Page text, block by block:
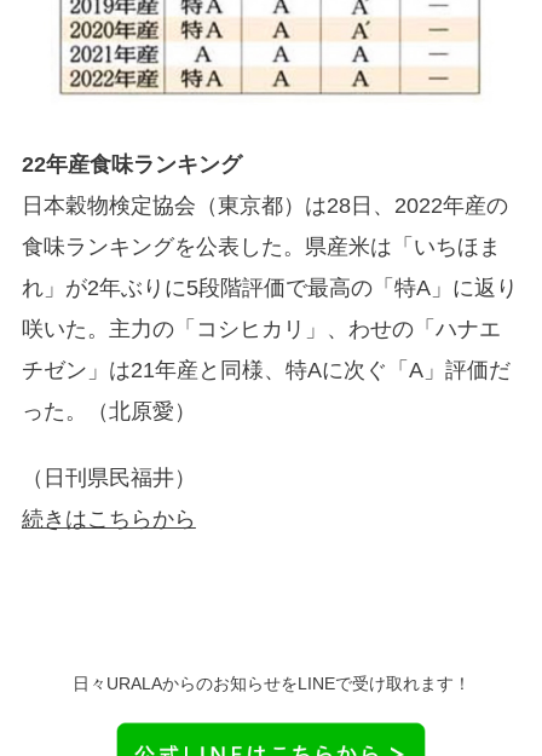
22年産食味ランキング
日本穀物検定協会（東京都）は28日、2022年産の
食味ランキングを公表した。県産米は「いちほま
れ」が2年ぶりに5段階評価で最高の「特A」に返り
咲いた。主力の「コシヒカリ」、わせの「ハナエ
チゼン」は21年産と同様、特Aに次ぐ「A」評価だ
った。（北原愛）
（日刊県民福井）
続きはこちらから
日々URALAからのお知らせをLINEで受け取れます！